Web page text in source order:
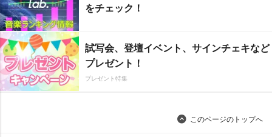
をチェック！
試写会、登壇イベント、サインチェキなど
プレゼント！
プレゼント特集
このページのトップへ